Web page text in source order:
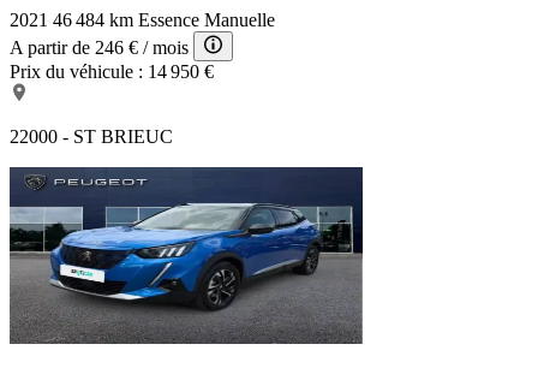
2021 46 484 km Essence Manuelle
A partir de 246 € / mois
Prix du véhicule : 14 950 €
22000 - ST BRIEUC